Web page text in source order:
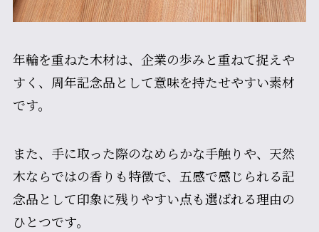
年輪を重ねた木材は、企業の歩みと重ねて捉えや
すく、周年記念品として意味を持たせやすい素材
です。
また、手に取った際のなめらかな手触りや、天然
木ならではの香りも特徴で、五感で感じられる記
念品として印象に残りやすい点も選ばれる理由の
ひとつです。